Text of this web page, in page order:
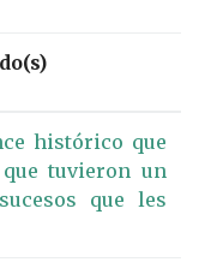
histórico que
tuvieron un
que les